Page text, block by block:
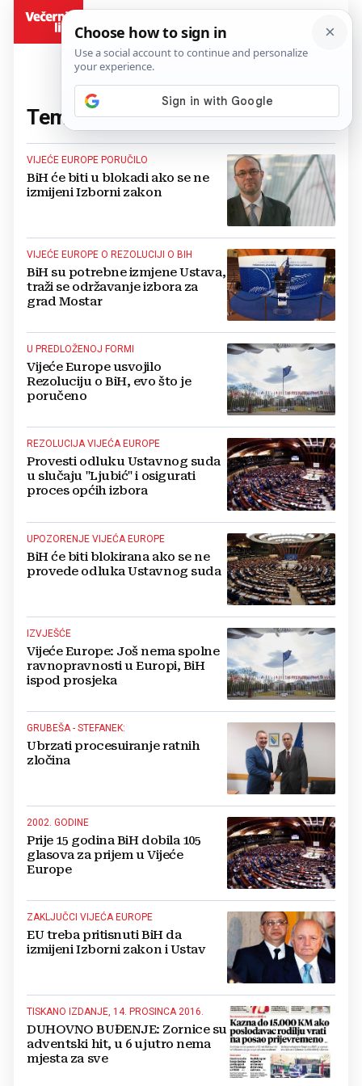
Tema:Vijeće Europe(45 članaka)
VIJEĆE EUROPE PORUČILO
BiH će biti u blokadi ako se ne
izmijeni Izborni zakon
VIJEĆE EUROPE O REZOLUCIJI O BIH
BiH su potrebne izmjene Ustava,
traži se održavanje izbora za
grad Mostar
U PREDLOŽENOJ FORMI
Vijeće Europe usvojilo
Rezoluciju o BiH, evo što je
poručeno
REZOLUCIJA VIJEĆA EUROPE
Provesti odluku Ustavnog suda
u slučaju "Ljubić" i osigurati
proces općih izbora
UPOZORENJE VIJEĆA EUROPE
BiH će biti blokirana ako se ne
provede odluka Ustavnog suda
IZVJEŠĆE
Vijeće Europe: Još nema spolne
ravnopravnosti u Europi, BiH
ispod prosjeka
GRUBEŠA - STEFANEK:
Ubrzati procesuiranje ratnih
zločina
2002. GODINE
Prije 15 godina BiH dobila 105
glasova za prijem u Vijeće
Europe
ZAKLJUČCI VIJEĆA EUROPE
EU treba pritisnuti BiH da
izmijeni Izborni zakon i Ustav
TISKANO IZDANJE, 14. PROSINCA 2016.
DUHOVNO BUĐENJE: Zornice su
adventski hit, u 6 ujutro nema
mjesta za sve